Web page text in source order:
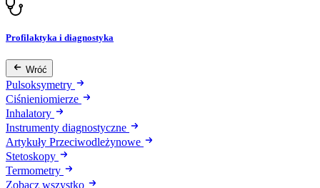
Profilaktyka i diagnostyka
Wróć
Pulsoksymetry
Ciśnieniomierze
Inhalatory
Instrumenty diagnostyczne
Artykuły Przeciwodleżynowe
Stetoskopy
Termometry
Zobacz wszystko